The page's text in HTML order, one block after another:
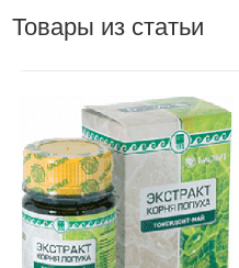
Товары из статьи